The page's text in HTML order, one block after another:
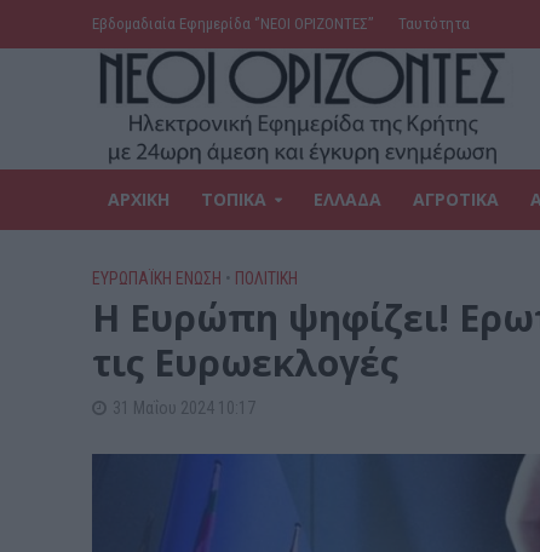
Εβδομαδιαία Εφημερίδα ‘’ΝΕΟΙ ΟΡΙΖΟΝΤΕΣ’’ Ταυτότητα
ΑΡΧΙΚΗ ΤΟΠΙΚΑ ΕΛΛΑΔΑ ΑΓΡΟΤΙΚΑ
ΕΥΡΩΠΑΪΚΗ ΕΝΩΣΗ • ΠΟΛΙΤΙΚΗ
Η Ευρώπη ψηφίζει!
τις Ευρωεκλογές
31 Μαΐου 2024 10:17